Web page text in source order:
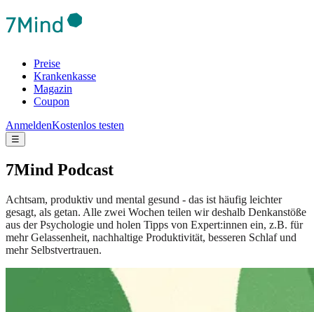
Preise
Krankenkasse
Magazin
Coupon
AnmeldenKostenlos testen
☰
7Mind Podcast
Achtsam, produktiv und mental gesund - das ist häufig leichter
gesagt, als getan. Alle zwei Wochen teilen wir deshalb Denkanstöße
aus der Psychologie und holen Tipps von Expert:innen ein, z.B. für
mehr Gelassenheit, nachhaltige Produktivität, besseren Schlaf und
mehr Selbstvertrauen.